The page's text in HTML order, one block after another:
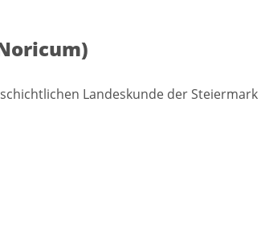
Landeskunde der Steiermark